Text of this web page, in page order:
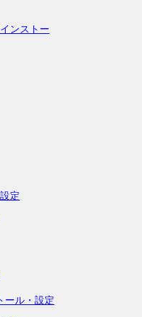
ンストー
定
ール・設定